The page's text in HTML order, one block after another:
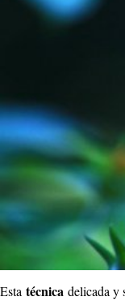
Esta técnica delicada y